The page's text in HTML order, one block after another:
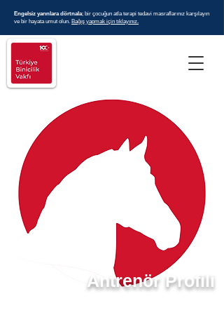
Engelsiz yarınlara dörtnala; bir çocuğun atla terapi tedavi masraflarınız karşılayın
ve bir hayata umut olun. Bağış yapmak için tıklayınız.
Antrenör Profili